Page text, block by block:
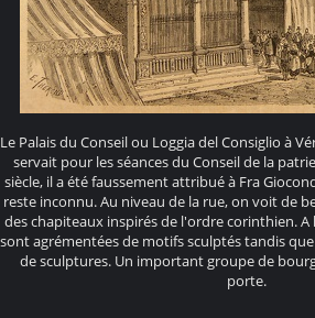
Le Palais du Conseil ou Loggia del Consiglio à
servait pour les séances du Conseil de la
siècle, il a été faussement attribué à Fra
reste inconnu. Au niveau de la rue, on voit de
des chapiteaux inspirés de l'ordre corinthien. A
sont agrémentées de motifs sculptés tandis
de sculptures. Un important groupe de
porte.